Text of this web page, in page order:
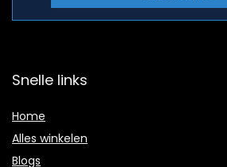
Snelle links
Home
Alles winkelen
Blogs